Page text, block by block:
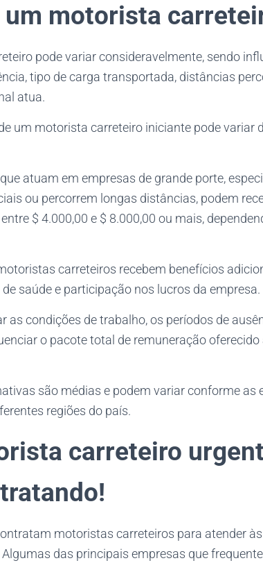
um motorista
pode variar consideravelmente, sendo
tipo de carga transportada, distâncias
atua.
um motorista carreteiro iniciante pode variar
atuam em empresas de grande porte,
ou percorrem longas distâncias, podem
$ 4.000,00 e $ 8.000,00 ou mais,
carreteiros recebem benefícios
saúde e participação nos lucros da empresa.
as condições de trabalho, os períodos de
o pacote total de remuneração
são médias e podem variar conforme as
regiões do país.
carreteiro
motoristas carreteiros para atender
das principais empresas que